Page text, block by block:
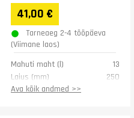
41,00 €
Tarneaeg 2-4 tööpäeva
(Viimane laos)
Mahuti maht (l)
13
Laius (mm)
250
Pikkus (mm)
Ava kõik andmed >>